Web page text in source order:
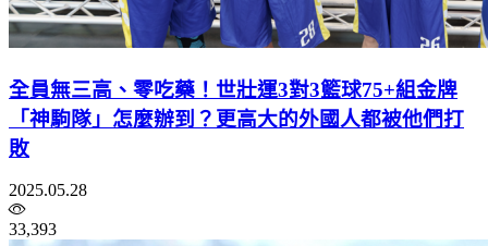
全員無三高、零吃藥！世壯運3對3籃球75+組金牌
「神駒隊」怎麼辦到？更高大的外國人都被他們打
敗
2025.05.28
33,393